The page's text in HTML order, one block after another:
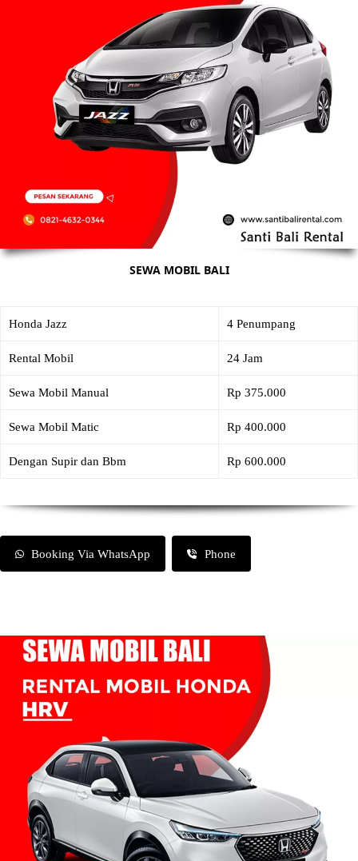
SEWA MOBIL BALI
Honda Jazz 4 Penumpang
Rental Mobil 24 Jam
Sewa Mobil Manual Rp 375.000
Sewa Mobil Matic Rp 400.000
Dengan Supir dan Bbm Rp 600.000
Booking Via WhatsApp Phone